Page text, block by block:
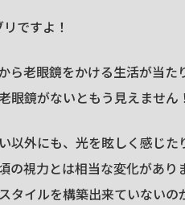
ですよ！
ら老眼鏡をかける生活が当
眼鏡がないともう見えません！
以外にも、光を眩しく感じ
の視力とは相当な変化があ
タイルを構築出来ていないの